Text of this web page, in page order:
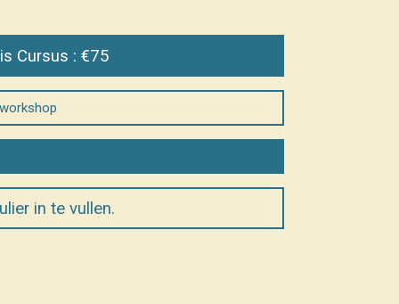
Cursus : €75
in te vullen.